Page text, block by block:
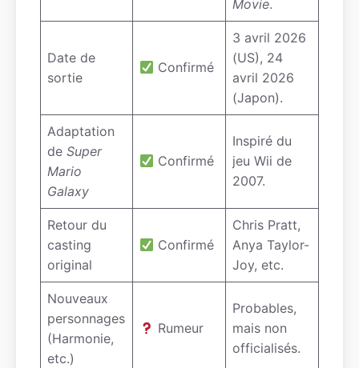
Movie.
Date de
sortie
Confirmé
3 avril 2026
(US), 24
avril 2026
(Japon).
Adaptation
de Super
Mario
Galaxy
Confirmé
Inspiré du
jeu Wii de
2007.
Retour du
casting
original
Confirmé
Chris Pratt,
Anya Taylor-
Joy, etc.
Nouveaux
personnages
(Harmonie,
etc.)
Rumeur
Probables,
mais non
officialisés.